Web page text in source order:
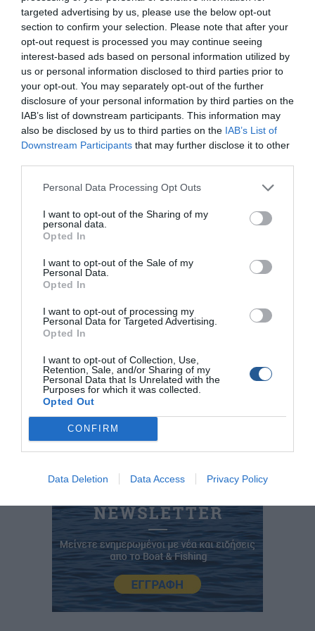
targeted advertising by us, please use the below opt-out
section to confirm your selection. Please note that after your
opt-out request is processed you may continue seeing
interest-based ads based on personal information utilized by
us or personal information disclosed to third parties prior to
your opt-out. You may separately opt-out of the further
disclosure of your personal information by third parties on the
IAB’s list of downstream participants. This information may
also be disclosed by us to third parties on the IAB’s List of
Downstream Participants that may further disclose it to other
Personal Data Processing Opt Outs
I want to opt-out of the Sharing of my
personal data.
Opted In
I want to opt-out of the Sale of my
Personal Data.
Opted In
I want to opt-out of processing my
Personal Data for Targeted Advertising.
Opted In
I want to opt-out of Collection, Use,
Retention, Sale, and/or Sharing of my
Personal Data that Is Unrelated with the
Purposes for which it was collected.
Opted Out
CONFIRM
Data Deletion Data Access Privacy Policy
ΠΡΟΕ∆ΡΟΣ:
Νικόλαος Καραγιάννης, ΑΣΕΑ ΠΤΟΛΕΜΑΪ∆ΑΣ
ΓΡΑΜΜΑΤΕΑΣ: Χαράλαµπος Παπαδόπουλος, ΝΟ ΒΟΡΕΙΟ
ΑΙΓΑΙΟ
ΤΟΜΕΑΣ ΑΛΙΕΙΑΣ ΑΠΟ ΤΗΝ ΑΚΤΗ:Αντώνης Μιχαηλίδης,
ΤΡΙΤΩΝ F.C.
Υπεύθυνος ∆ιεθνών Σχέσεων:Γιώργος Κυριαζής,
ΤΡΙΤΩΝ F.C.
Yπεύθυνη Ανάπτυξης Γυναικείων τµηµάτων: Σοφία
Σιάτρα, ΤΡΙΤΩΝ F.C.
ΤΟΜΕΑΣ ΒΟΛΩΝ ΘΑΛΑΣΣΙΩΝ ΒΑΡΩΝ:
Χατζηαναστασιάδης, ΑΣΕΑ ΠΤΟΛΕΜΑΪ∆ΑΣ
ΤΟΜΕΑΣ ΑΛΙΕΙΑΣ ΑΠΟ ΣΚΑΦΟΣ
: Κών/νος ∆ρόσος, ΝΟ
ΚΑΡΥΣΤΟΥ
ΤΟΜΕΑΣ ΑΛΙΕΙΑΣ ΚΥΠΡΙΝΟΥ:Αλέξανδρος Οτουντζίδης,
ΑΣΕΑ ΠΤΟΛΕΜΑΪ∆ΑΣ
ΤΟΜΕΑΣ ΑΛΙΕΙΑΣ ΜΕ ΦΕΛΛΟ ΕΣΩΤΕΡΙΚΑ ΝΕΡΑ:
Νικόλαος Καραγιάννης, ΑΣΕΑ ΠΤΟΛΕΜΑΪ∆ΑΣ
ΥΠΕΥΘΥΝΟΣ ΑΝΑΠΤΥΞΗΣ ΤΜΗΜΑΤΩΝ ΝΕΩΝ U21
ΥΠΕΥΘΥΝΟΣ ∆ΙΟΡΓΑΝΩΣΗΣ ΑΓΩΝΩΝ: